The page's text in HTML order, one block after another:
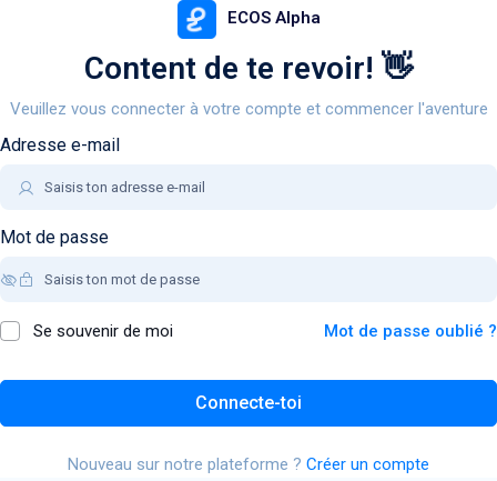
ECOS Alpha
Content de te revoir! 👋
Veuillez vous connecter à votre compte et commencer l'aventure
Adresse e-mail
Mot de passe
Se souvenir de moi Mot de passe oublié ?
Connecte-toi
Nouveau sur notre plateforme ? Créer un compte